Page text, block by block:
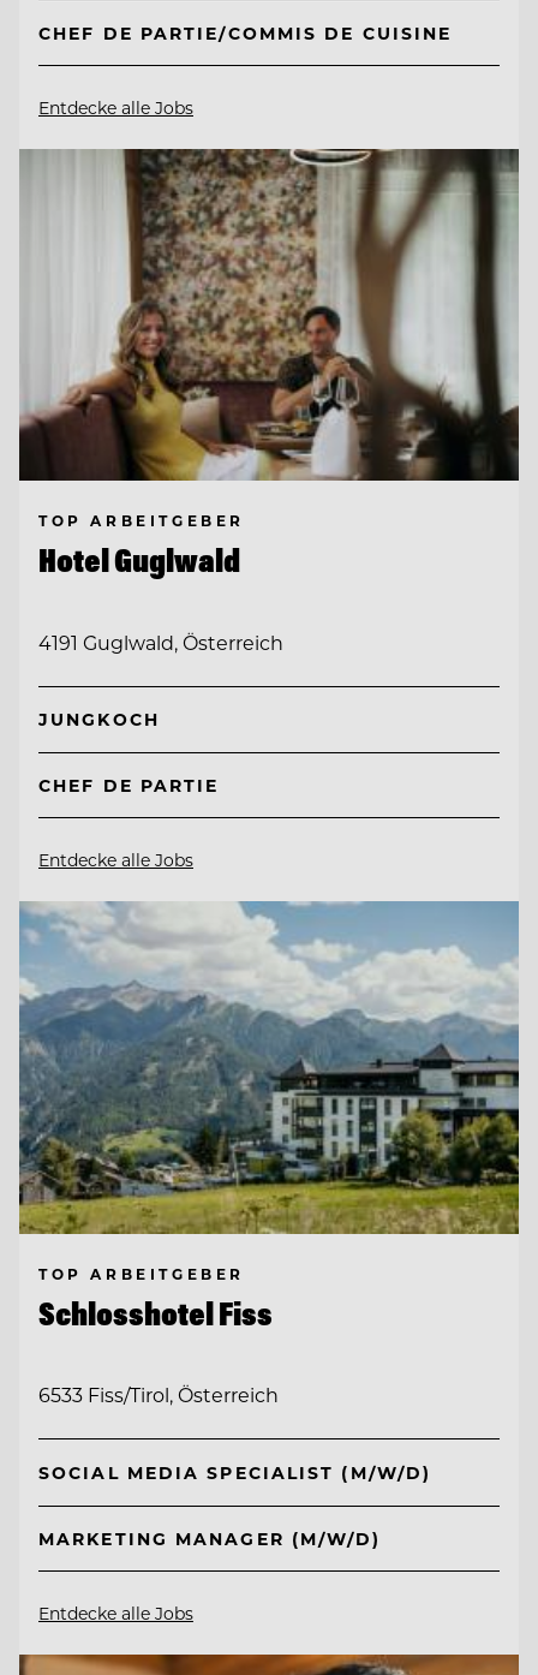
CHEF DE PARTIE/COMMIS DE CUISINE
Entdecke alle Jobs
TOP ARBEITGEBER
Hotel Guglwald
4191 Guglwald, Österreich
JUNGKOCH
CHEF DE PARTIE
Entdecke alle Jobs
TOP ARBEITGEBER
Schlosshotel Fiss
6533 Fiss/Tirol, Österreich
SOCIAL MEDIA SPECIALIST (M/W/D)
MARKETING MANAGER (M/W/D)
Entdecke alle Jobs